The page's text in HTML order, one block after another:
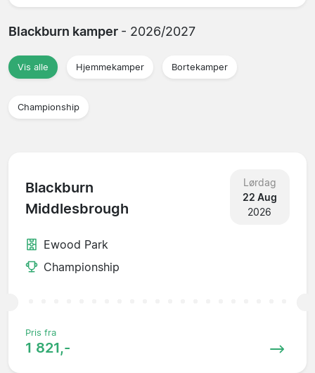
Blackburn kamper - 2026/2027
Vis alle Hjemmekamper Bortekamper
Championship
Blackburn
Middlesbrough
Lørdag
22 Aug
2026
Ewood Park
Championship
Pris fra
1 821,-